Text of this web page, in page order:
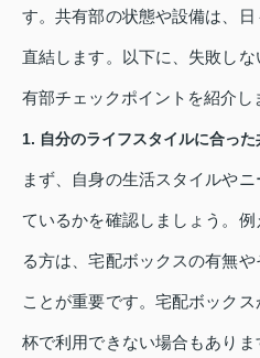
す。共有部の状態や設備は、
直結します。以下に、失敗し
有部チェックポイントを紹介し
1. 自分のライフスタイルに合っ
まず、自身の生活スタイルや
ているかを確認しましょう。
る方は、宅配ボックスの有無
ことが重要です。宅配ボック
杯で利用できない場合もあり